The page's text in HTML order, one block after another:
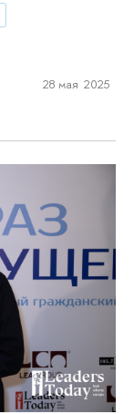
28 мая 2025